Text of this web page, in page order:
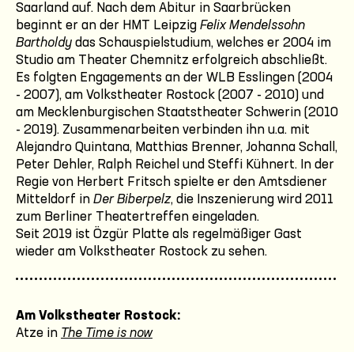
Saarland auf. Nach dem Abitur in Saarbrücken
beginnt er an der HMT Leipzig Felix Mendelssohn
Bartholdy das Schauspielstudium, welches er 2004 im
Studio am Theater Chemnitz erfolgreich abschließt.
Es folgten Engagements an der WLB Esslingen (2004
- 2007), am Volkstheater Rostock (2007 - 2010) und
am Mecklenburgischen Staatstheater Schwerin (2010
- 2019). Zusammenarbeiten verbinden ihn u.a. mit
Alejandro Quintana, Matthias Brenner, Johanna Schall,
Peter Dehler, Ralph Reichel und Steffi Kühnert. In der
Regie von Herbert Fritsch spielte er den Amtsdiener
Mitteldorf in Der Biberpelz, die Inszenierung wird 2011
zum Berliner Theatertreffen eingeladen.
Seit 2019 ist Özgür Platte als regelmäßiger Gast
wieder am Volkstheater Rostock zu sehen.
Am Volkstheater Rostock:
Atze in The Time is now